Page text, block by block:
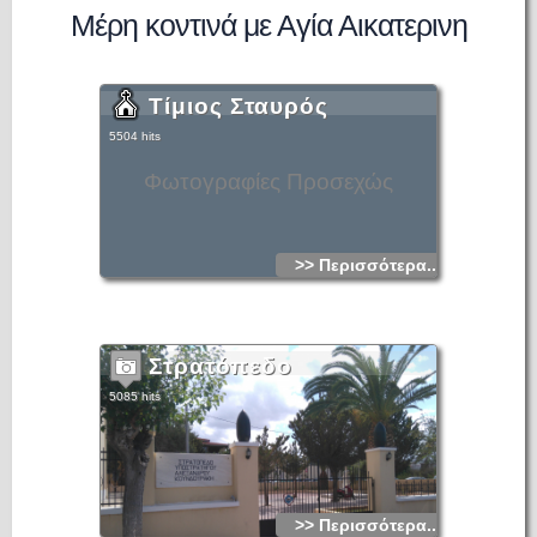
Μέρη κοντινά με Αγία Αικατερινη
Φωτογραφίες Προσεχώς
Τίμιος Σταυρός
5504 hits
>> Περισσότερα...
Στρατόπεδο
5085 hits
>> Περισσότερα...